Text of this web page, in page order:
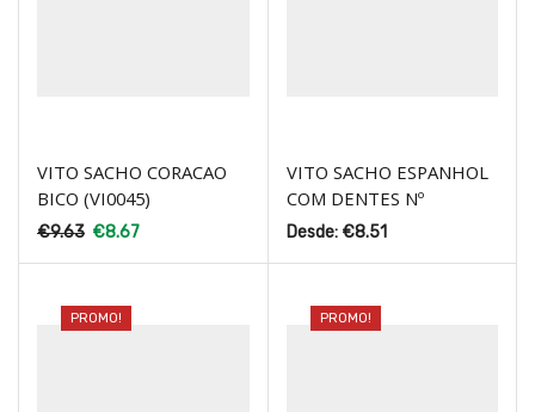
VITO SACHO CORACAO
BICO (VI0045)
€9.63 €8.67
VITO SACHO ESPANHOL
COM DENTES Nº
Desde: €8.51
PROMO! PROMO!